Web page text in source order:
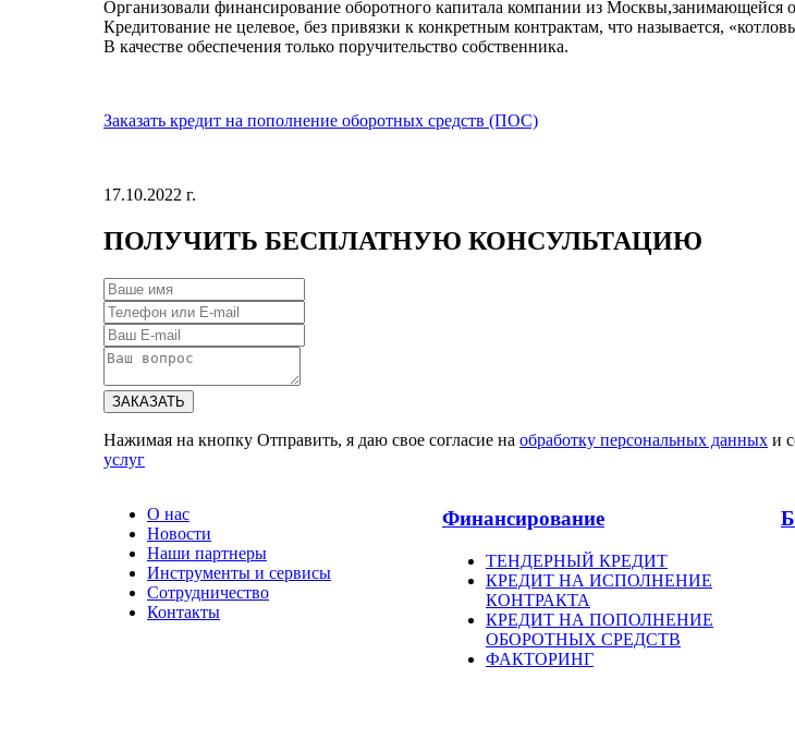
Организовали финансирование оборотного капитала компании из
Кредитование не целевое, без привязки к конкретным контрактам, что называется,
В качестве обеспечения только поручительство собственника.
Заказать кредит на пополнение оборотных средств (ПОС)
17.10.2022 г.
ПОЛУЧИТЬ БЕСПЛАТНУЮ КОНСУЛЬТАЦИЮ
ЗАКАЗАТЬ
Нажимая на кнопку Отправить, я даю свое согласие на обработку персональных данных и
услуг
О нас
Новости
Наши партнеры
Инструменты и сервисы
Сотрудничество
Контакты
Финансирование
ТЕНДЕРНЫЙ КРЕДИТ
КРЕДИТ НА ИСПОЛНЕНИЕ
КОНТРАКТА
КРЕДИТ НА ПОПОЛНЕНИЕ
ОБОРОТНЫХ СРЕДСТВ
ФАКТОРИНГ